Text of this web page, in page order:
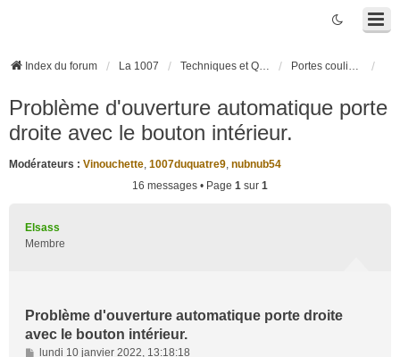
Index du forum La 1007 Techniques et Questions Portes coulissantes électriques
Problème d'ouverture automatique porte
droite avec le bouton intérieur.
Modérateurs : Vinouchette, 1007duquatre9, nubnub54
16 messages • Page 1 sur 1
Elsass
Membre
Problème d'ouverture automatique porte droite
avec le bouton intérieur.
Mlundi 10 janvier 2022, 13:18:18